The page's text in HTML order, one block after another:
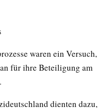
waren ein Versuch,
für ihre Beteiligung am
dienten dazu,